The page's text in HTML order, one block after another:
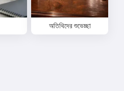
অতিথিদের শুভেচ্ছা